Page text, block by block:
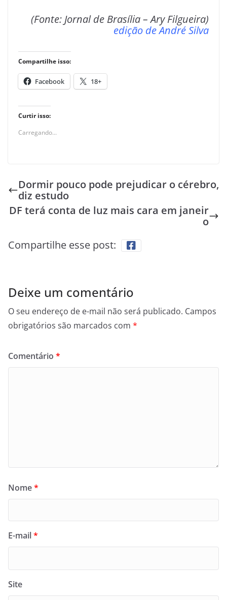
(Fonte: Jornal de Brasília – Ary Filgueira)
edição de André Silva
Compartilhe isso:
Facebook 18+
Curtir isso:
Carregando...
Dormir pouco pode prejudicar o cérebro,
diz estudo
DF terá conta de luz mais cara em janeir
o
Compartilhe esse post:
Deixe um comentário
O seu endereço de e-mail não será publicado. Campos
obrigatórios são marcados com *
Comentário *
Nome*
E-mail*
Site